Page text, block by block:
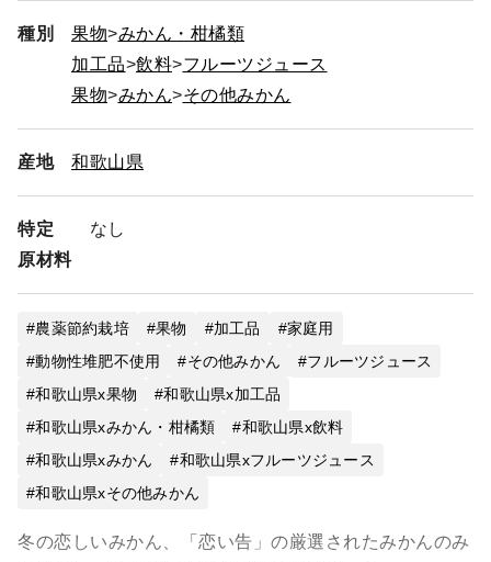
種別 果物
みかん・柑橘類
加工品
飲料
フルーツジュース
果物
みかん その他みかん
産地 和歌山県
特定
原材料
なし
農薬節約栽培 果物 加工品
家庭用
動物性堆肥不使用
その他みかん
フルーツジュース
和歌山県x果物
和歌山県x加工品
和歌山県xみかん・柑橘類
和歌山県x飲料
和歌山県xみかん
和歌山県xフルーツジュース
和歌山県xその他みかん
冬の恋しいみかん、「恋い告」の厳選されたみかんのみ